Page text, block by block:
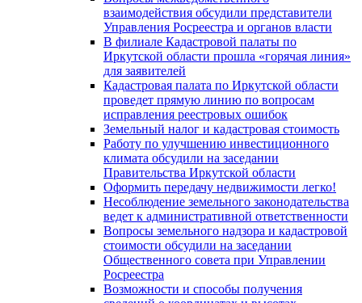
взаимодействия обсудили представители
Управления Росреестра и органов власти
В филиале Кадастровой палаты по
Иркутской области прошла «горячая линия»
для заявителей
Кадастровая палата по Иркутской области
проведет прямую линию по вопросам
исправления реестровых ошибок
Земельный налог и кадастровая стоимость
Работу по улучшению инвестиционного
климата обсудили на заседании
Правительства Иркутской области
Оформить передачу недвижимости легко!
Несоблюдение земельного законодательства
ведет к административной ответственности
Вопросы земельного надзора и кадастровой
стоимости обсудили на заседании
Общественного совета при Управлении
Росреестра
Возможности и способы получения